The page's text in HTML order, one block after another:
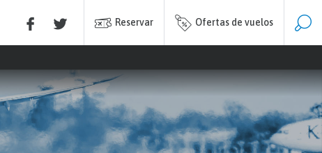
Reservar Ofertas de vuelos